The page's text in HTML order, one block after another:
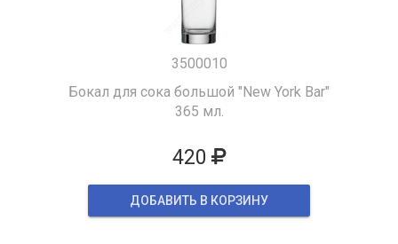
3500010
Бокал для сока большой "New York Bar"
365 мл.
420
ДОБАВИТЬ В КОРЗИНУ